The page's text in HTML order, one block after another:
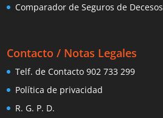
Comparador de Seguros de Decesos
Contacto / Notas Legales
Telf. de Contacto 902 733 299
Política de privacidad
R. G. P. D.